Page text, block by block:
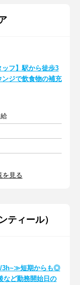
ッフ】駅から徒歩3
ジで飲食物の補充
を見る
ィール）
3h~≫短期からも◎
など勤務開始日の